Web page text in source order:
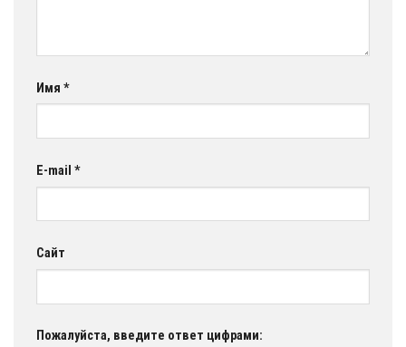
Имя *
E-mail *
Сайт
Пожалуйста, введите ответ цифрами: